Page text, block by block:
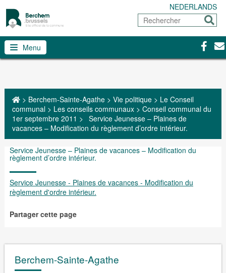
NEDERLANDS
Rechercher
Menu
> Berchem-Sainte-Agathe> Vie politique> Le Conseil
communal> Les conseils communaux> Conseil communal du
1er septembre 2011 > Service Jeunesse – Plaines de
vacances – Modification du règlement d’ordre intérieur.
Service Jeunesse – Plaines de vacances – Modification du
règlement d’ordre intérieur.
Service Jeunesse - Plaines de vacances - Modification du
règlement d'ordre intérieur.
Partager cette page
Berchem-Sainte-Agathe